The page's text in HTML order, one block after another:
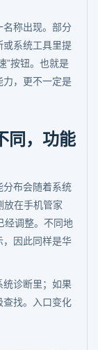
称出现。部分
系统工具里提
”按钮。也就是
力，更不一定是
同，功能
分布会随着系统
放在手机管家
经调整。不同地
，因此同样是华
诊断里；如果
查找。入口变化